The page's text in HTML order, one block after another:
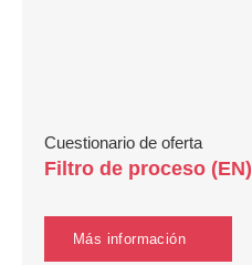
Cuestionario de oferta
Filtro de proceso (EN)
Más información